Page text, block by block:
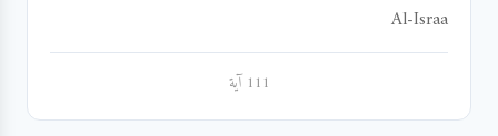
Al-Israa
111 آية